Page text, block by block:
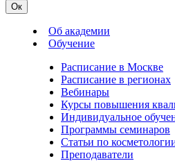
Ок
Об академии
Обучение
Расписание в Москве
Расписание в регионах
Вебинары
Курсы повышения
Индивидуальное
Программы семинаров
Статьи по
Преподаватели